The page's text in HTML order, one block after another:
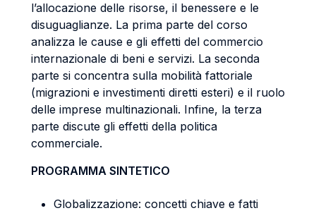
l’allocazione delle risorse, il benessere e le
disuguaglianze. La prima parte del corso
analizza le cause e gli effetti del commercio
internazionale di beni e servizi. La seconda
parte si concentra sulla mobilità fattoriale
(migrazioni e investimenti diretti esteri) e il ruolo
delle imprese multinazionali. Infine, la terza
parte discute gli effetti della politica
commerciale.
PROGRAMMA SINTETICO
Globalizzazione: concetti chiave e fatti